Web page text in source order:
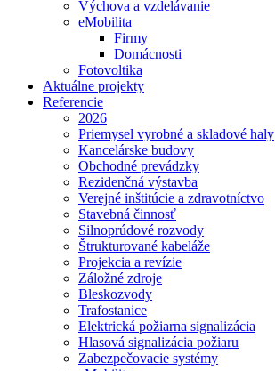
Výchova a vzdelávanie
eMobilita
Firmy
Domácnosti
Fotovoltika
Aktuálne projekty
Referencie
2026
Priemysel vyrobné a skladové haly
Kancelárske budovy
Obchodné prevádzky
Rezidenčná výstavba
Verejné inštitúcie a zdravotníctvo
Stavebná činnosť
Silnoprúdové rozvody
Štrukturované kabeláže
Projekcia a revízie
Záložné zdroje
Bleskozvody
Trafostanice
Elektrická požiarna signalizácia
Hlasová signalizácia požiaru
Zabezpečovacie systémy